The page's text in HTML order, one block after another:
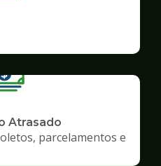
Atrasado
parcelamentos e